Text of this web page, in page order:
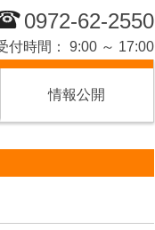
0972-62-2550
付時間： 9:00 ～ 17:00
情報公開